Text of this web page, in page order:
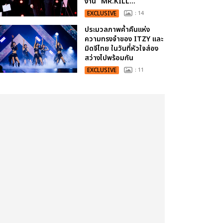
EXCLUSIVE : 14
ประมวลภาพค่ำคืนแห่ง
ความทรงจำของ ITZY และ
มิดจีไทย ในวันที่หัวใจส่อง
สว่างไปพร้อมกัน
EXCLUSIVE : 11